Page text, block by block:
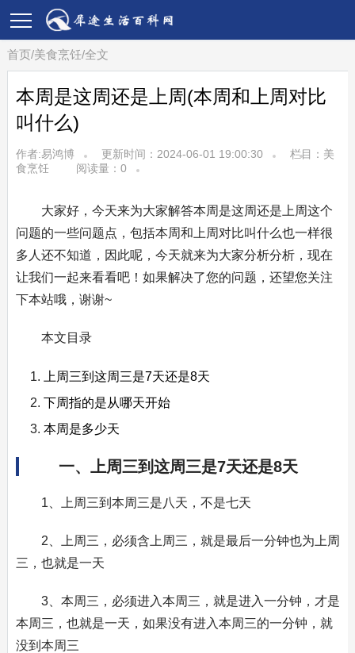
首页/美食烹饪/全文
本周是这周还是上周(本周和上周对比
叫什么)
作者:易鸿博 更新时间：2024-06-01 19:00:30 栏目： 美
食烹饪
阅读量： 0
大家好，今天来为大家解答本周是这周还是上周这个
问题的一些问题点，包括本周和上周对比叫什么也一样很
多人还不知道，因此呢，今天就来为大家分析分析，现在
让我们一起来看看吧！如果解决了您的问题，还望您关注
下本站哦，谢谢~
本文目录
上周三到这周三是7天还是8天
下周指的是从哪天开始
本周是多少天
一、上周三到这周三是7天还是8天
1、上周三到本周三是八天，不是七天
2、上周三，必须含上周三，就是最后一分钟也为上周
三，也就是一天
3、本周三，必须进入本周三，就是进入一分钟，才是
本周三，也就是一天，如果没有进入本周三的一分钟，就
没到本周三